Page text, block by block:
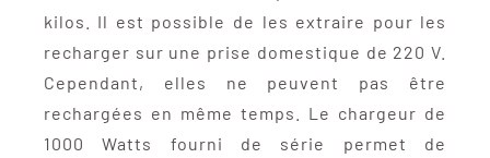
kilos. Il est possible de les extraire pour les
recharger sur une prise domestique de 220 V.
Cependant, elles ne peuvent pas être
rechargées en même temps. Le chargeur de
1000 Watts fourni de série permet de